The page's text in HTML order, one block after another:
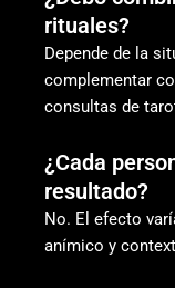
rituales?
Depende de la
complementar
consultas de
¿Cada
resultado?
No. El efecto
anímico y